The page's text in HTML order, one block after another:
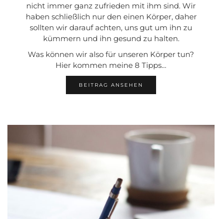
nicht immer ganz zufrieden mit ihm sind. Wir
haben schließlich nur den einen Körper, daher
sollten wir darauf achten, uns gut um ihn zu
kümmern und ihn gesund zu halten.
Was können wir also für unseren Körper tun?
Hier kommen meine 8 Tipps…
BEITRAG ANSEHEN